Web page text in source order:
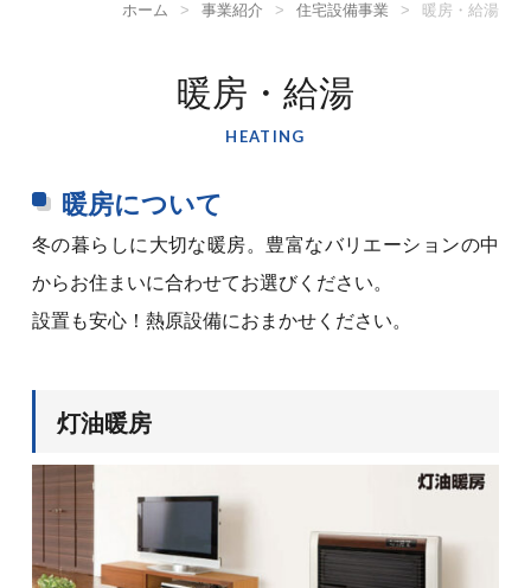
ホーム > 事業紹介 > 住宅設備事業 > 暖房・給湯
暖房・給湯
HEATING
暖房について
冬の暮らしに大切な暖房。豊富なバリエーションの中
からお住まいに合わせてお選びください。
設置も安心！熱原設備におまかせください。
灯油暖房